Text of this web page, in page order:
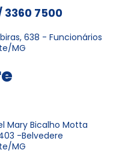
3360 7500
638 - Funcionários
MG
Mary Bicalho Motta
-Belvedere
MG